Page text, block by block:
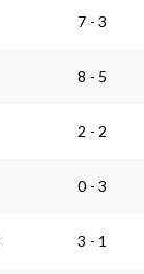
7 - 3
8 - 5
2 - 2
0 - 3
3 - 1